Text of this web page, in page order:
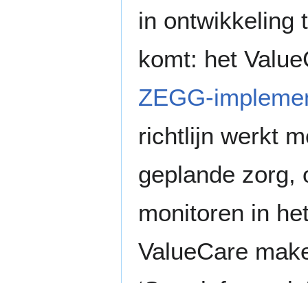
in ontwikkeling
komt: het
ZEGG-
richtlijn werkt
geplande zorg,
monitoren in
ValueCare